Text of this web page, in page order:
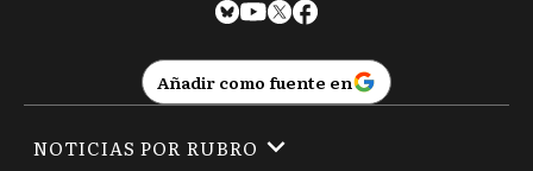
Añadir como fuente en
NOTICIAS POR RUBRO